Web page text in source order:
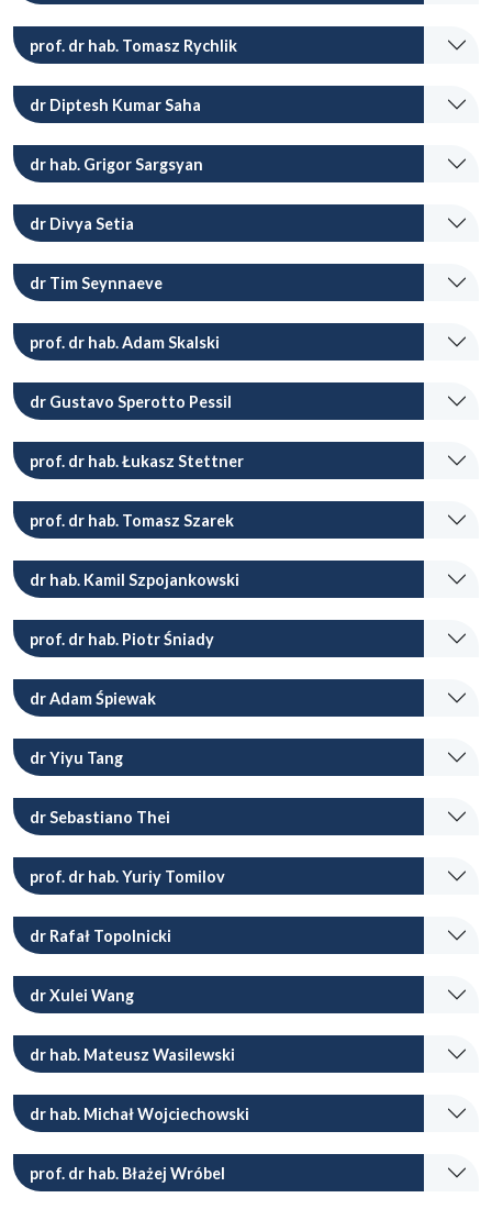
prof. dr hab. Tomasz Rychlik
dr Diptesh Kumar Saha
dr hab. Grigor Sargsyan
dr Divya Setia
dr Tim Seynnaeve
prof. dr hab. Adam Skalski
dr Gustavo Sperotto Pessil
prof. dr hab. Łukasz Stettner
prof. dr hab. Tomasz Szarek
dr hab. Kamil Szpojankowski
prof. dr hab. Piotr Śniady
dr Adam Śpiewak
dr Yiyu Tang
dr Sebastiano Thei
prof. dr hab. Yuriy Tomilov
dr Rafał Topolnicki
dr Xulei Wang
dr hab. Mateusz Wasilewski
dr hab. Michał Wojciechowski
prof. dr hab. Błażej Wróbel